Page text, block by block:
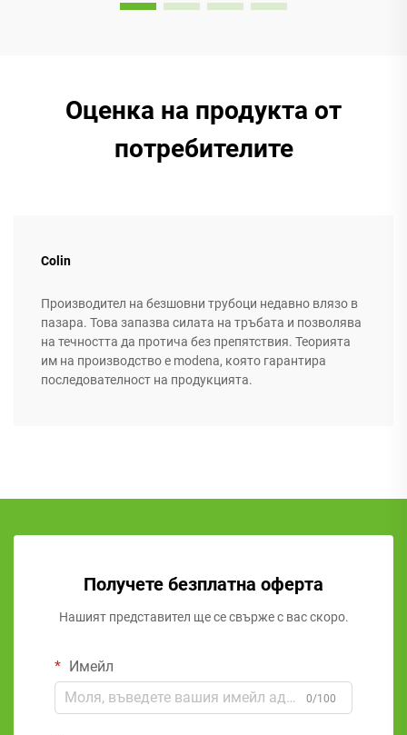
Оценка на продукта от
потребителите
Colin
Производител на безшовни трубоци недавно влязо в
пазара. Това запазва силата на тръбата и позволява
на течността да протича без препятствия. Теорията
им на производство е modena, която гарантира
последователност на продукцията.
Получете безплатна оферта
Нашият представител ще се свърже с вас скоро.
Имейл
0/100